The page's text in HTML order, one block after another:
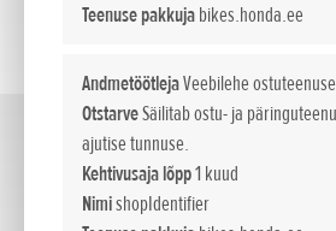
Teenuse pakkujabikes.honda.ee
AndmetöötlejaVeebilehe
OtstarveSäilitab ostu- ja
ajutise tunnuse.
Kehtivusaja lõpp1 kuud
NimishopIdentifier